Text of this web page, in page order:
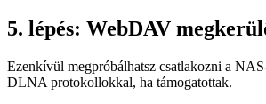
5. lépés: WebDAV
Ezenkívül megpróbálhatsz csatlakozni a
DLNA protokollokkal, ha támogatottak.